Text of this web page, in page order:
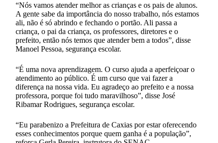
“Nós vamos atender melhor as crianças e os pais de alunos.
A gente sabe da importância do nosso trabalho, nós estamos
ali, não é só abrindo e fechando o portão. Ali passa a
criança, o pai da criança, os professores, diretores e o
prefeito, então nós temos que atender bem a todos”, disse
Manoel Pessoa, segurança escolar.
“É uma nova aprendizagem. O curso ajuda a aperfeiçoar o
atendimento ao público. É um curso que vai fazer a
diferença na nossa vida. Eu agradeço ao prefeito e a nossa
professora, porque foi tudo maravilhoso”, disse José
Ribamar Rodrigues, segurança escolar.
“Eu parabenizo a Prefeitura de Caxias por estar oferecendo
esses conhecimentos porque quem ganha é a população”,